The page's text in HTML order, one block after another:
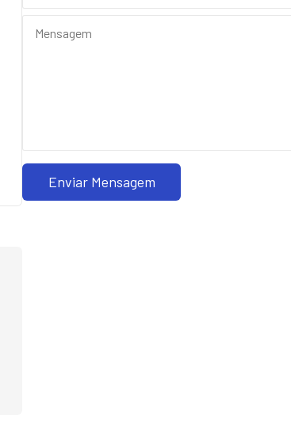
Enviar Mensagem